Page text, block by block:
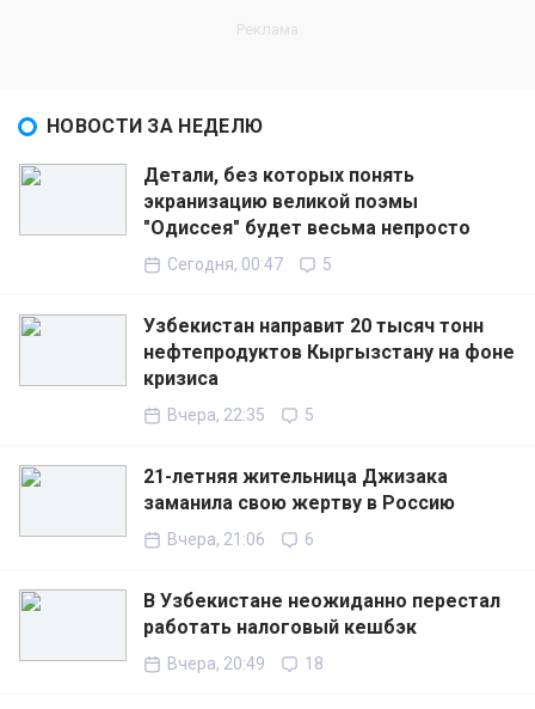
НОВОСТИ ЗА НЕДЕЛЮ
Детали, без которых понять
экранизацию великой поэмы
"Одиссея" будет весьма непросто
Сегодня, 00:47 5
Узбекистан направит 20 тысяч тонн
нефтепродуктов Кыргызстану на фоне
кризиса
Вчера, 22:35 5
21-летняя жительница Джизака
заманила свою жертву в Россию
Вчера, 21:06 6
В Узбекистане неожиданно перестал
работать налоговый кешбэк
Вчера, 20:49 18